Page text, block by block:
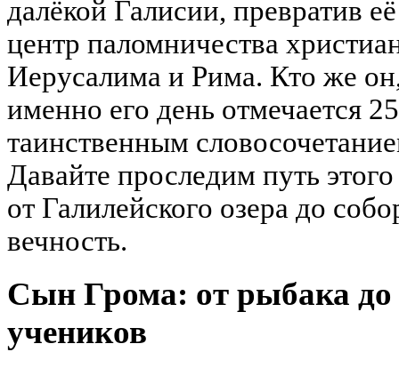
далёкой Галисии, превратив
центр паломничества
Иерусалима и Рима. Кто же
именно его день отмечается
таинственным
Давайте проследим путь
от Галилейского озера до
вечность.
Сын Грома: от рыбака
учеников